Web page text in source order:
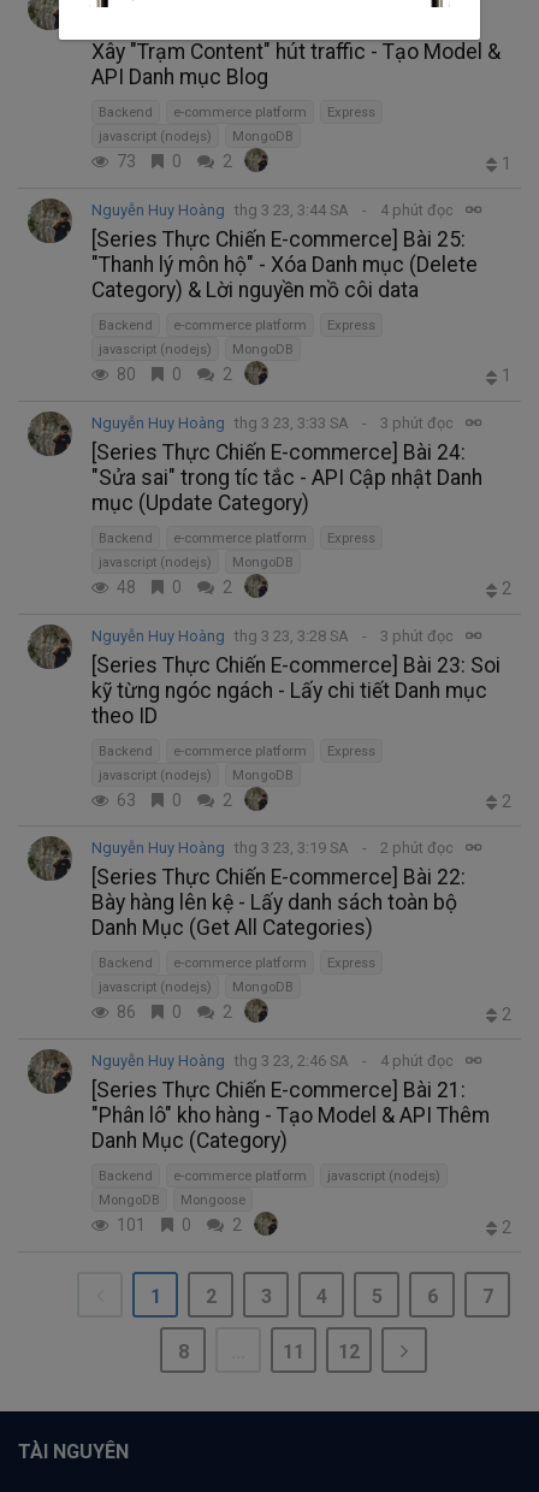
Xây "Trạm Content" hút traffic - Tạo Model &
API Danh mục Blog
Backend e-commerce platform
Express
javascript (nodejs)
MongoDB
73 0 2 1
Nguyễn Huy Hoàng thg 3 23, 3:44 SA 4 phút đọc
[Series Thực Chiến E-commerce] Bài 25:
"Thanh lý môn hộ" - Xóa Danh mục (Delete
Category) & Lời nguyền mồ côi data
Backend e-commerce platform
Express
javascript (nodejs)
MongoDB
80 0 2 1
Nguyễn Huy Hoàng thg 3 23, 3:33 SA 3 phút đọc
[Series Thực Chiến E-commerce] Bài 24:
"Sửa sai" trong tíc tắc - API Cập nhật Danh
mục (Update Category)
Backend e-commerce platform
Express
javascript (nodejs)
MongoDB
48 0 2 2
Nguyễn Huy Hoàng thg 3 23, 3:28 SA 3 phút đọc
[Series Thực Chiến E-commerce] Bài 23: Soi
kỹ từng ngóc ngách - Lấy chi tiết Danh mục
theo ID
Backend e-commerce platform
Express
javascript (nodejs)
MongoDB
63 0 2 2
Nguyễn Huy Hoàng thg 3 23, 3:19 SA 2 phút đọc
[Series Thực Chiến E-commerce] Bài 22:
Bày hàng lên kệ - Lấy danh sách toàn bộ
Danh Mục (Get All Categories)
Backend e-commerce platform
Express
javascript (nodejs)
MongoDB
86 0 2 2
Nguyễn Huy Hoàng thg 3 23, 2:46 SA 4 phút đọc
[Series Thực Chiến E-commerce] Bài 21:
"Phân lô" kho hàng - Tạo Model & API Thêm
Danh Mục (Category)
Backend e-commerce platform
javascript (nodejs)
MongoDB
Mongoose
101 0 2 2
1 2 3 4 5 6 7
8 11 12
TÀI NGUYÊN